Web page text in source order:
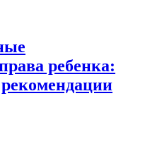
ребенка: